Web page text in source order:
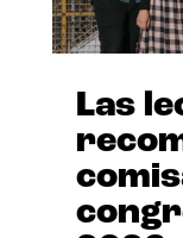
Las